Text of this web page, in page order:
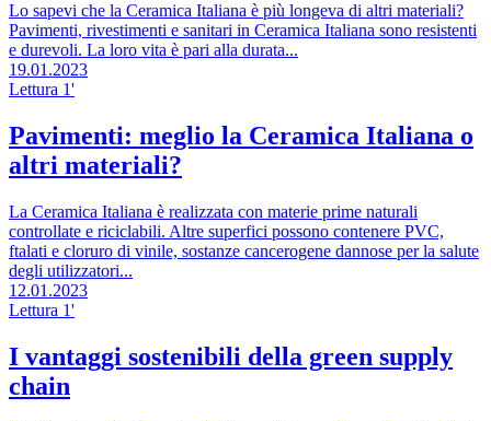
Lo sapevi che la Ceramica Italiana è più longeva di altri materiali?
Pavimenti, rivestimenti e sanitari in Ceramica Italiana sono resistenti
e durevoli. La loro vita è pari alla durata...
19.01.2023
Lettura 1'
Pavimenti: meglio la Ceramica Italiana o
altri materiali?
La Ceramica Italiana è realizzata con materie prime naturali
controllate e riciclabili. Altre superfici possono contenere PVC,
ftalati e cloruro di vinile, sostanze cancerogene dannose per la salute
degli utilizzatori...
12.01.2023
Lettura 1'
I vantaggi sostenibili della green supply
chain